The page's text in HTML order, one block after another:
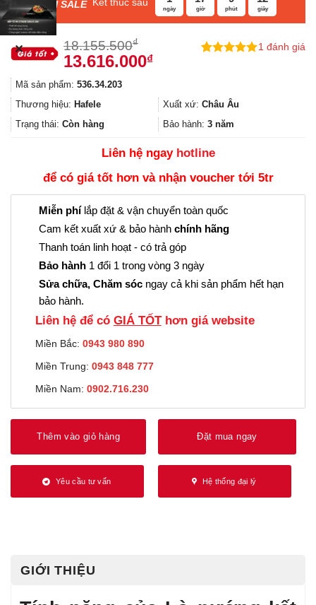
F ASH SALE Kết thúc sau
ngày giờ phút giây
1 đánh giá
18.155.500₫
Giá
gốc
là:
18.155.500₫.
13.616.000₫Giá
là:
13.616.000₫.
Mã sản phẩm: 536.34.203
Thương hiệu: Hafele Xuất xứ: Châu Âu
Trạng thái: Còn hàng Bảo hành: 3 năm
Liên hệ ngay hotline
để có giá tốt hơn và nhận voucher tới 5tr
Miễn phílắp đặt & vận chuyển toàn quốc
Cam kết xuất xứ & bảo hành chính hãng
Thanh toán linh hoạt - có trả góp
Bảo hành 1 đổi 1 trong vòng 3 ngày
Sửa chữa, Chăm sóc ngay cả khi sản phẩm hết hạn
bảo hành.
Liên hệ để có GIÁ TỐThơn giá website
Miền Bắc: 0943 980 890
Miền Trung: 0943 848 777
Miền Nam: 0902.716.230
Thêm vào giỏ hàng Đặt mua ngay
Yêu cầu tư vấn Hệ thống đại lý
GIỚI THIỆU
✕